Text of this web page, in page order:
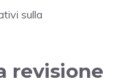
sulla
revisione